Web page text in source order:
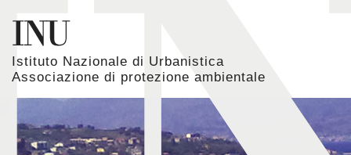
Istituto Nazionale di Urbanistica
Associazione di protezione ambientale